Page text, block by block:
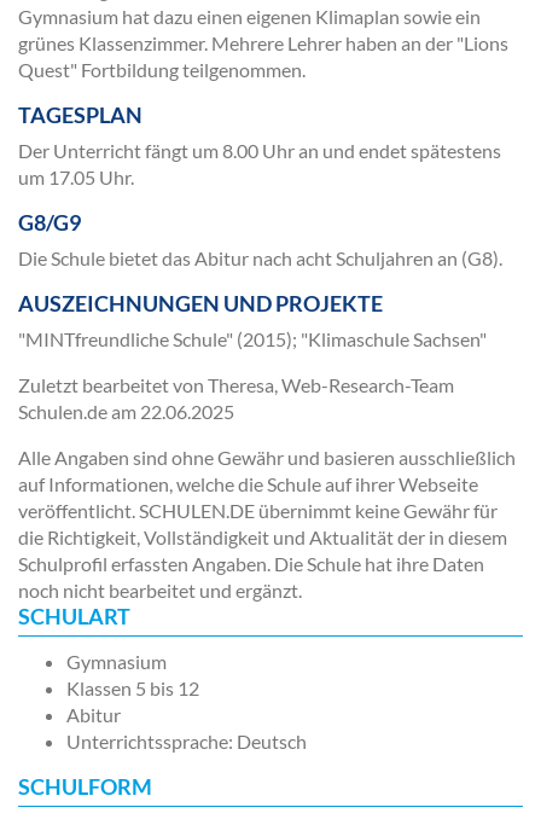
Gymnasium hat dazu einen eigenen Klimaplan sowie ein
grünes Klassenzimmer. Mehrere Lehrer haben an der "Lions
Quest" Fortbildung teilgenommen.
TAGESPLAN
Der Unterricht fängt um 8.00 Uhr an und endet spätestens
um 17.05 Uhr.
G8/G9
Die Schule bietet das Abitur nach acht Schuljahren an (G8).
AUSZEICHNUNGEN UND PROJEKTE
"MINTfreundliche Schule" (2015); "Klimaschule Sachsen"
Zuletzt bearbeitet von Theresa, Web-Research-Team
Schulen.de am 22.06.2025
Alle Angaben sind ohne Gewähr und basieren ausschließlich
auf Informationen, welche die Schule auf ihrer Webseite
veröffentlicht. SCHULEN.DE übernimmt keine Gewähr für
die Richtigkeit, Vollständigkeit und Aktualität der in diesem
Schulprofil erfassten Angaben. Die Schule hat ihre Daten
noch nicht bearbeitet und ergänzt.
SCHULART
Gymnasium
Klassen 5 bis 12
Abitur
Unterrichtssprache: Deutsch
SCHULFORM